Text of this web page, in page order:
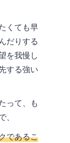
くても早
だりする
を我慢し
する強い
って、も
であるこ